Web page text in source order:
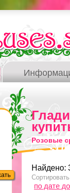
Розовые
Найдено:
по дате